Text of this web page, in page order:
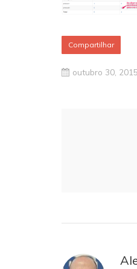
Compartilhar
outubro 30, 2015